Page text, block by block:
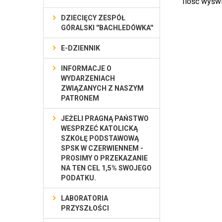
DZIECIĘCY ZESPÓŁ
GÓRALSKI ''BACHLEDÓWKA''
E-DZIENNIK
INFORMACJE O
WYDARZENIACH
ZWIĄZANYCH Z NASZYM
PATRONEM
JEŻELI PRAGNĄ PAŃSTWO
WESPRZEĆ KATOLICKĄ
SZKOŁĘ PODSTAWOWĄ
SPSK W CZERWIENNEM -
PROSIMY O PRZEKAZANIE
NA TEN CEL 1,5% SWOJEGO
PODATKU.
LABORATORIA
PRZYSZŁOŚCI